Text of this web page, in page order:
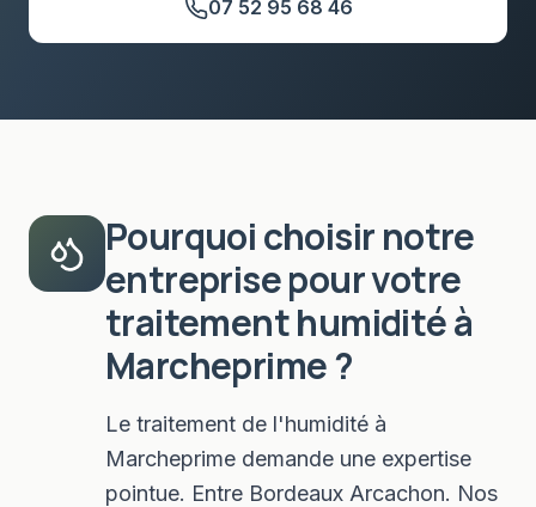
07 52 95 68 46
Pourquoi choisir notre
entreprise pour votre
traitement humiditéà
Marcheprime?
Le traitement de l'humidité à
Marcheprime demande une expertise
pointue. Entre Bordeaux Arcachon. Nos